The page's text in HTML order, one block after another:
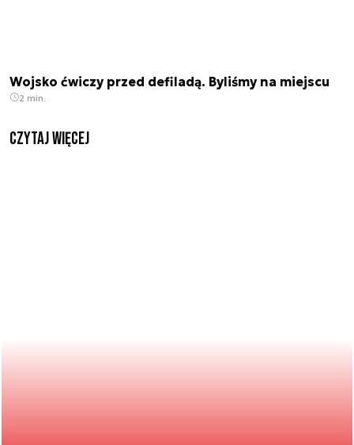
Wojsko ćwiczy przed defiladą. Byliśmy na miejscu
2 min.
czytaj więcej